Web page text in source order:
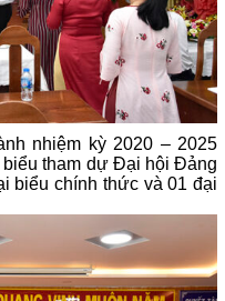
nhiệm kỳ 2020 – 2025
biểu tham dự Đại hội Đảng
biểu chính thức và 01 đại